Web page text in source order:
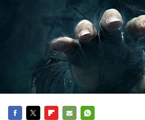
¿Todavía no
Regístrate
El inicio de sesión con
disponible, pero puedes
de 3DJuegos:
carácter inicial), pero no
o caracteres especiales.
He leído y acepto la
de participación
Registrarse en